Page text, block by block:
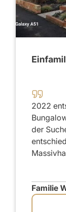
2022
der
Familie